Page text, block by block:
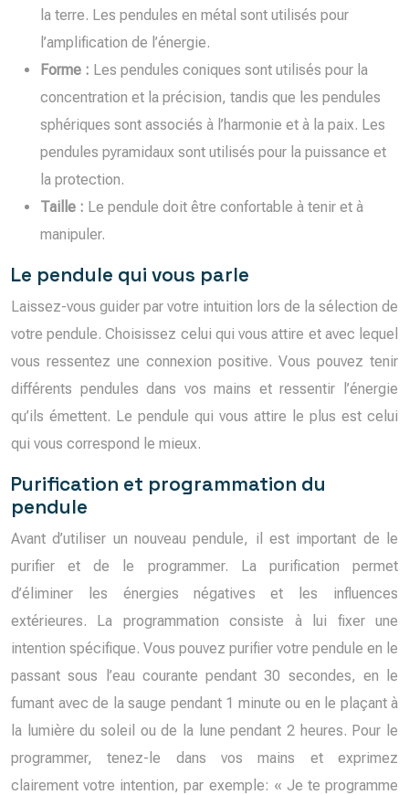
la terre. Les pendules en métal sont utilisés pour
l’amplification de l’énergie.
Forme : Les pendules coniques sont utilisés pour la
concentration et la précision, tandis que les pendules
sphériques sont associés à l’harmonie et à la paix. Les
pendules pyramidaux sont utilisés pour la puissance et
la protection.
Taille : Le pendule doit être confortable à tenir et à
manipuler.
Le pendule qui vous parle
Laissez-vous guider par votre intuition lors de la sélection de
votre pendule. Choisissez celui qui vous attire et avec lequel
vous ressentez une connexion positive. Vous pouvez tenir
différents pendules dans vos mains et ressentir l’énergie
qu’ils émettent. Le pendule qui vous attire le plus est celui
qui vous correspond le mieux.
Purification et programmation du
pendule
Avant d’utiliser un nouveau pendule, il est important de le
purifier et de le programmer. La purification permet
d’éliminer les énergies négatives et les influences
extérieures. La programmation consiste à lui fixer une
intention spécifique. Vous pouvez purifier votre pendule en le
passant sous l’eau courante pendant 30 secondes, en le
fumant avec de la sauge pendant 1 minute ou en le plaçant à
la lumière du soleil ou de la lune pendant 2 heures. Pour le
programmer, tenez-le dans vos mains et exprimez
clairement votre intention, par exemple: « Je te programme